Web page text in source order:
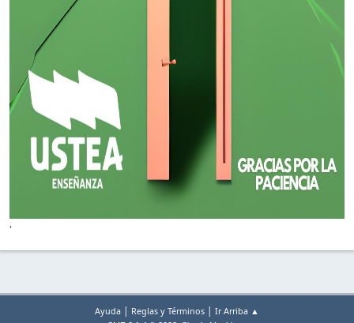
'
Ayuda | Reglas y Términos | Ir Arriba ▲